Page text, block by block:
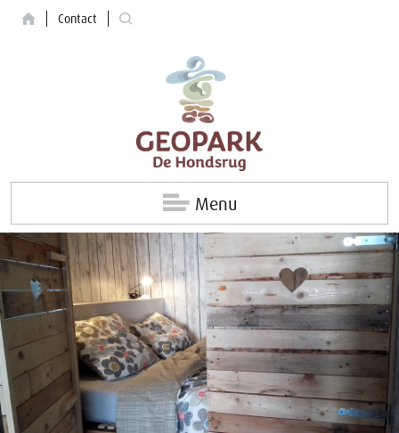
Contact
Menu